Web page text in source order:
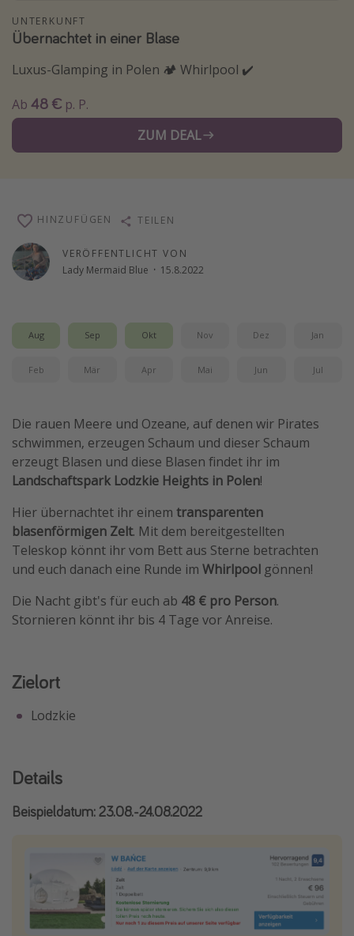
Japan Rundreise
Reisethemen
Alle Reisethemen
Disneyland Paris
Singlereisen
Strandurlaub
Gruppenreisen
Hotels in Amsterdam
Reise Journal
Familienurlaub in der Türkei
Rundreisen in Thailand
Bahnreisen in der Schweiz
Reisepassfreie Reiseziele
Travel Know How
Last Minute Urlaub Mallorca
UNTERKUNFT
Übernachtet in einer Blase
Luxus-Glamping in Polen 🏕 Whirlpool ✔️
Ab 48 € p. P.
ZUM DEAL
VERÖFFENTLICHT VON
Lady Mermaid Blue · 15.8.2022
HINZUFÜGEN TEILEN
Aug Sep Okt Nov Dez Jan
Feb Mär Apr Mai Jun Jul
Die rauen Meere und Ozeane, auf denen wir Pirates
schwimmen, erzeugen Schaum und dieser Schaum
erzeugt Blasen und diese Blasen findet ihr im
Landschaftspark Lodzkie Heights in Polen!
Hier übernachtet ihr einem transparenten
blasenförmigen Zelt. Mit dem bereitgestellten
Teleskop könnt ihr vom Bett aus Sterne betrachten
und euch danach eine Runde im Whirlpool gönnen!
Die Nacht gibt's für euch ab 48 € pro Person.
Stornieren könnt ihr bis 4 Tage vor Anreise.
Zielort
Lodzkie
Details
Beispieldatum: 23.08.-24.08.2022